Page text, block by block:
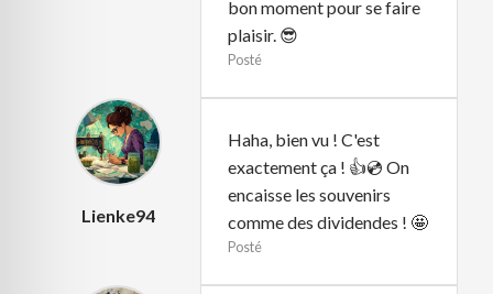
bon moment pour se faire
plaisir. 😎
Posté
Lienke94
Haha, bien vu ! C'est
exactement ça ! 👍💿 On
encaisse les souvenirs
comme des dividendes ! 🤩
Posté